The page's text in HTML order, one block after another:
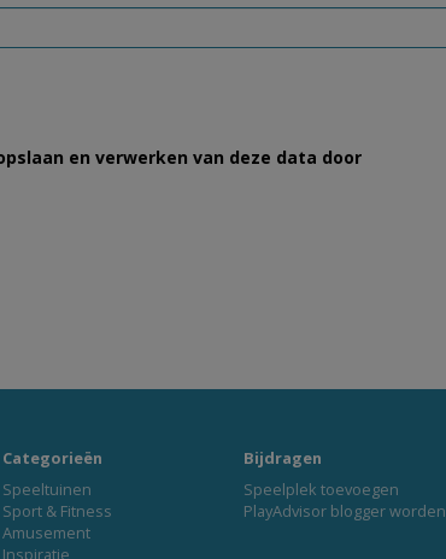
en verwerken van deze data door
Categorieën
Speeltuinen
Sport & Fitness
Amusement
Inspiratie
Bijdragen
Speelplek toevoegen
PlayAdvisor blogger worden